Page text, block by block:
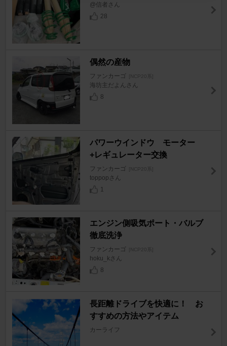
@信者さん
28
偶然の産物
ファンカーゴ [NCP20系]
海坊主だよんさん
8
パワーウインドウ モーター
+レギュレーター交換
ファンカーゴ [NCP20系]
toppopさん
1
エンジン側吸気ポート・バルブ
徹底洗浄
ファンカーゴ [NCP20系]
hoku_kさん
8
長距離ドライブを快適に！ お
すすめの方法やアイテム
カーライフ